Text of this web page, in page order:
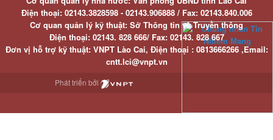
Điện thoại:02143.3828598 - 02143.906888 / Fax:02143.840.006
Cơ quan quản lý kỹ thuật: Sở Thông tin và Truyền thông
Điện thoại:02143. 828 666/ Fax:02143. 828 667
Đơn vị hỗ trợ kỹ thuật: VNPT Lào Cai, Điện thoại : 0813666266 ,Email:
cntt.lci@vnpt.vn
Phát triển bởi